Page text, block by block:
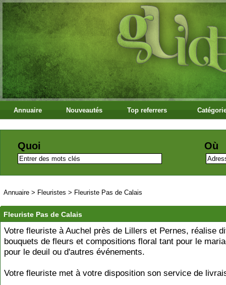
Annuaire Nouveautés Top referrers
Quoi Où
Annuaire > Fleuristes > Fleuriste Pas de Calais
Fleuriste Pas de Calais
Votre fleuriste à Auchel près de Lillers et Pernes, réalise
bouquets de fleurs et compositions floral tant pour le
pour le deuil ou d'autres événements.
Votre fleuriste met à votre disposition son service de